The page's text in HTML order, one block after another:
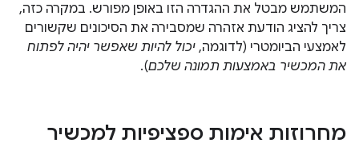
המשתמש מבטל את ההגדרה הזו באופן מפורש. במקרה כזה,
צריך להציג הודעת אזהרה שמסבירה את הסיכונים שקשורים
לאמצעי הביומטרי (לדוגמה, יכול להיות שאפשר יהיה לפתוח
את המכשיר באמצעות תמונה שלכם).
מחרוזות אימות ספציפיות למכשיר